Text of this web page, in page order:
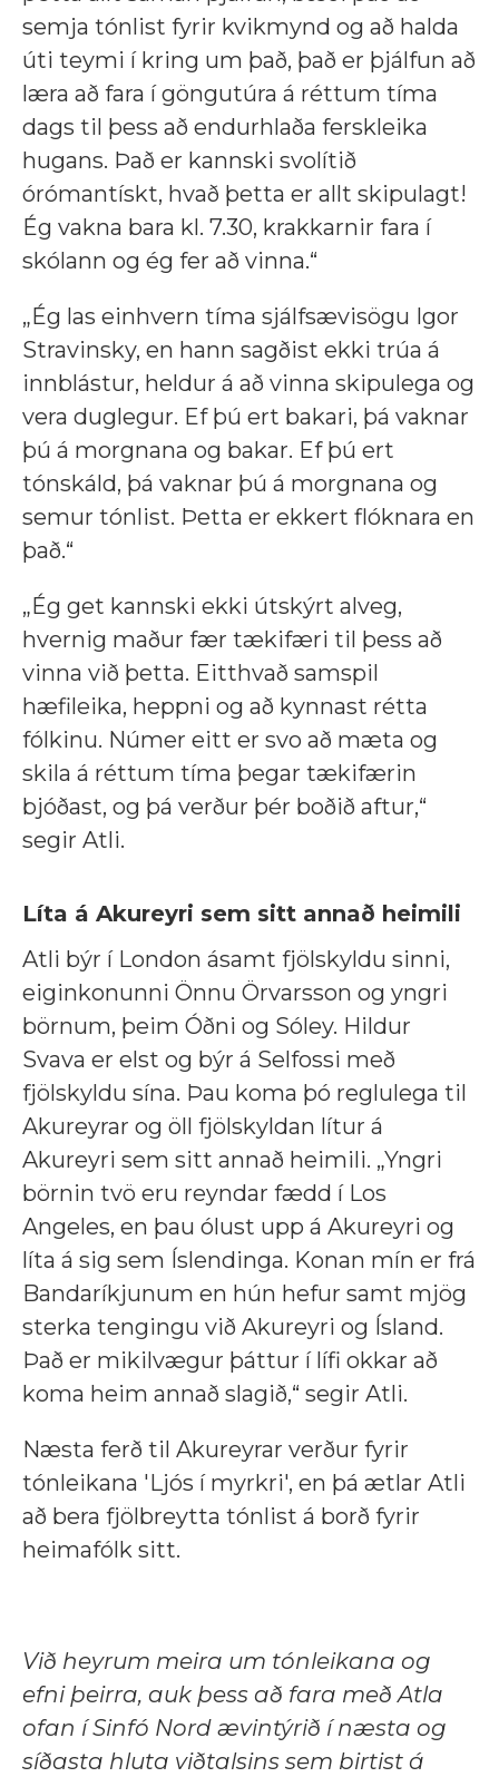
semja tónlist fyrir kvikmynd og að halda
úti teymi í kring um það, það er þjálfun að
læra að fara í göngutúra á réttum tíma
dags til þess að endurhlaða ferskleika
hugans. Það er kannski svolítið
órómantískt, hvað þetta er allt skipulagt!
Ég vakna bara kl. 7.30, krakkarnir fara í
skólann og ég fer að vinna.“
„Ég las einhvern tíma sjálfsævisögu Igor
Stravinsky, en hann sagðist ekki trúa á
innblástur, heldur á að vinna skipulega og
vera duglegur. Ef þú ert bakari, þá vaknar
þú á morgnana og bakar. Ef þú ert
tónskáld, þá vaknar þú á morgnana og
semur tónlist. Þetta er ekkert flóknara en
það.“
„Ég get kannski ekki útskýrt alveg,
hvernig maður fær tækifæri til þess að
vinna við þetta. Eitthvað samspil
hæfileika, heppni og að kynnast rétta
fólkinu. Númer eitt er svo að mæta og
skila á réttum tíma þegar tækifærin
bjóðast, og þá verður þér boðið aftur,“
segir Atli.
Líta á Akureyri sem sitt annað heimili
Atli býr í London ásamt fjölskyldu sinni,
eiginkonunni Önnu Örvarsson og yngri
börnum, þeim Óðni og Sóley. Hildur
Svava er elst og býr á Selfossi með
fjölskyldu sína. Þau koma þó reglulega til
Akureyrar og öll fjölskyldan lítur á
Akureyri sem sitt annað heimili. „Yngri
börnin tvö eru reyndar fædd í Los
Angeles, en þau ólust upp á Akureyri og
líta á sig sem Íslendinga. Konan mín er frá
Bandaríkjunum en hún hefur samt mjög
sterka tengingu við Akureyri og Ísland.
Það er mikilvægur þáttur í lífi okkar að
koma heim annað slagið,“ segir Atli.
Næsta ferð til Akureyrar verður fyrir
tónleikana 'Ljós í myrkri', en þá ætlar Atli
að bera fjölbreytta tónlist á borð fyrir
heimafólk sitt.
Við heyrum meira um tónleikana og
efni þeirra, auk þess að fara með Atla
ofan í Sinfó Nord ævintýrið í næsta og
síðasta hluta viðtalsins sem birtist á